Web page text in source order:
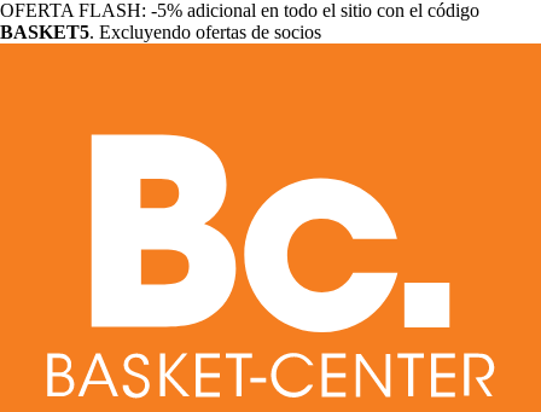
OFERTA FLASH: -5% adicional en todo el sitio con el código
BASKET5. Excluyendo ofertas de socios